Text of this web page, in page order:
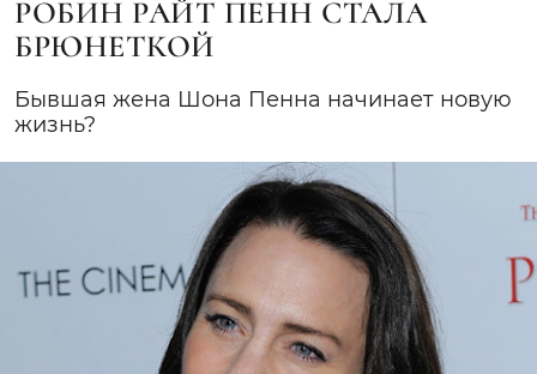
РОБИН РАЙТ ПЕНН СТАЛА
БРЮНЕТКОЙ
Бывшая жена Шона Пенна начинает новую
жизнь?